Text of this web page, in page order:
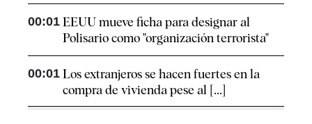
00:01 EEUU mueve ficha para designar al
Polisario como "organización terrorista"
00:01 Los extranjeros se hacen fuertes en la
compra de vivienda pese al [...]